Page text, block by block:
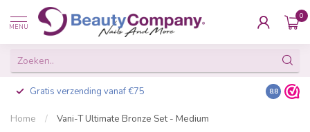
MENU
0
Gratis verzending vanaf €75 Besteld
8.8
Home / Vani-T Ultimate Bronze Set - Medium